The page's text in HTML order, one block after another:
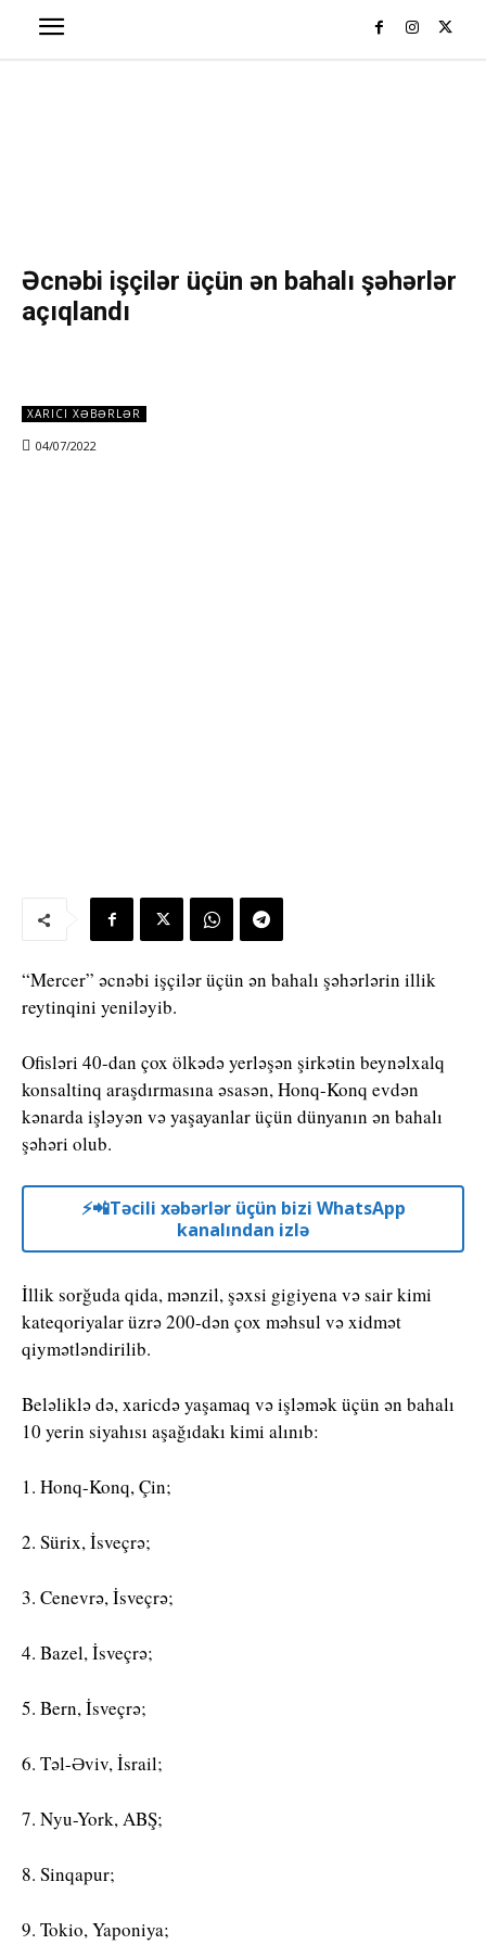
Əcnəbi işçilər üçün ən bahalı şəhərlər
açıqlandı
XARICI XƏBƏRLƏR
04/07/2022
“Mercer” əcnəbi işçilər üçün ən bahalı şəhərlərin illik
reytinqini yeniləyib.
Ofisləri 40-dan çox ölkədə yerləşən şirkətin beynəlxalq
konsaltinq araşdırmasına əsasən, Honq-Konq evdən
kənarda işləyən və yaşayanlar üçün dünyanın ən bahalı
şəhəri olub.
⚡️📲Təcili xəbərlər üçün bizi WhatsApp
kanalından izlə
İllik sorğuda qida, mənzil, şəxsi gigiyena və sair kimi
kateqoriyalar üzrə 200-dən çox məhsul və xidmət
qiymətləndirilib.
Beləliklə də, xaricdə yaşamaq və işləmək üçün ən bahalı
10 yerin siyahısı aşağıdakı kimi alınıb:
1. Honq-Konq, Çin;
2. Sürix, İsveçrə;
3. Cenevrə, İsveçrə;
4. Bazel, İsveçrə;
5. Bern, İsveçrə;
6. Təl-Əviv, İsrail;
7. Nyu-York, ABŞ;
8. Sinqapur;
9. Tokio, Yaponiya;